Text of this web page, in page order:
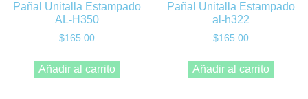
Pañal Unitalla Estampado
AL-H350
$165.00
Añadir al carrito
Pañal Unitalla Estampado
al-h322
$165.00
Añadir al carrito